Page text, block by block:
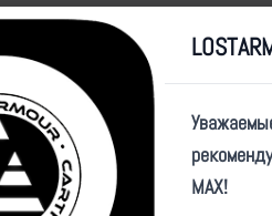
MAX!